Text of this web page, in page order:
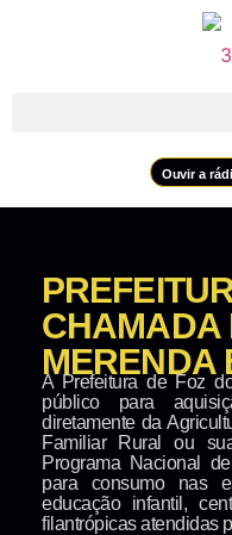
Ouvir a
CHAMADA
MERENDA
A Prefeitura de Foz
público para
diretamente da
Familiar Rural ou
Programa Nacional
para consumo nas
educação infantil,
filantrópicas atendidas